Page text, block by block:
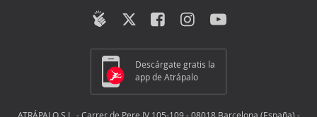
Descárgate gratis la
app de Atrápalo